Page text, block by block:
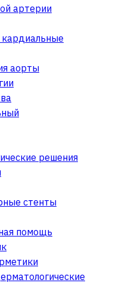
артерии
аорты
решения
стенты
помощь